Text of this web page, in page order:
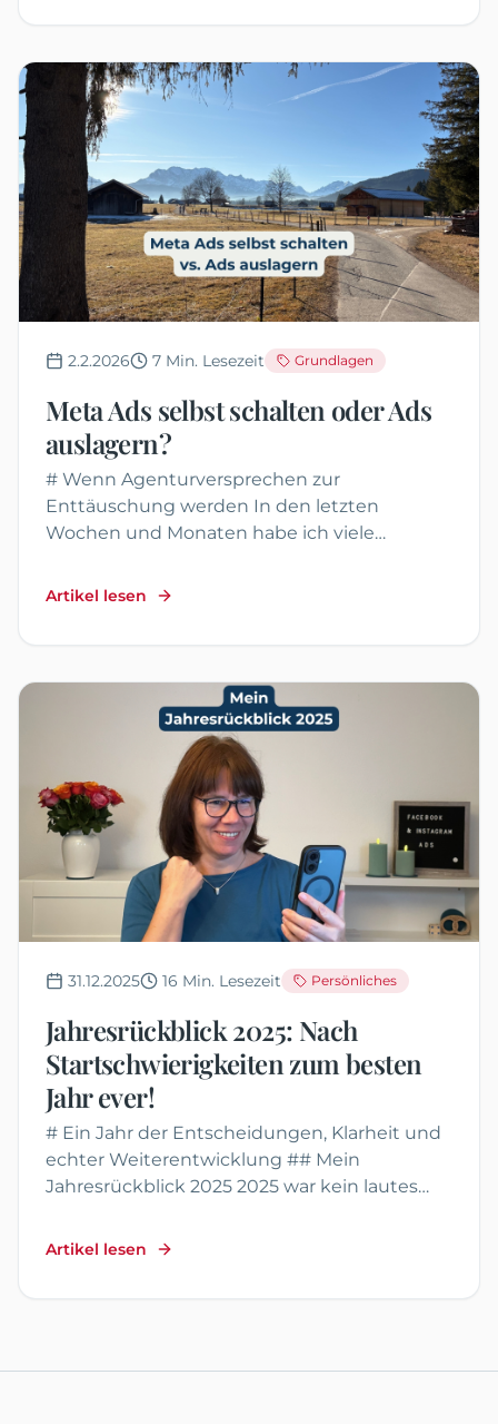
2.2.2026 7 Min. Lesezeit Grundlagen
Meta Ads selbst schalten oder Ads
auslagern?
# Wenn Agenturversprechen zur
Enttäuschung werden In den letzten
Wochen und Monaten habe ich viele
die berei...
Artikel lesen
31.12.2025 16 Min. Lesezeit Persönliches
Jahresrückblick 2025: Nach
Startschwierigkeiten zum besten
Jahr ever!
# Ein Jahr der Entscheidungen, Klarheit und
echter Weiterentwicklung ## Mein
Jahresrückblick 2025 2025 war kein lautes
Artikel lesen